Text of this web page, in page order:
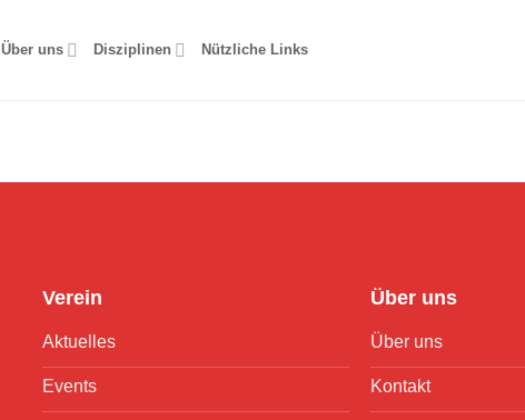
Über uns Disziplinen Nützliche Links
Verein
Aktuelles
Events
Über uns
Über uns
Kontakt